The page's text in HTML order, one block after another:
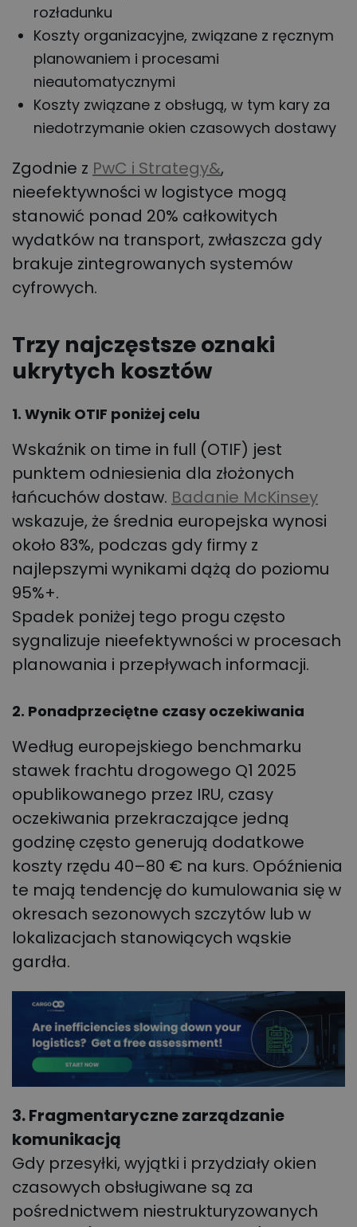
rozładunku
Koszty organizacyjne, związane z ręcznym
planowaniem i procesami
nieautomatycznymi
Koszty związane z obsługą, w tym kary za
niedotrzymanie okien czasowych dostawy
Zgodnie z PwC i Strategy&,
nieefektywności w logistyce mogą
stanowić ponad 20% całkowitych
wydatków na transport, zwłaszcza gdy
brakuje zintegrowanych systemów
cyfrowych.
Trzy najczęstsze oznaki
ukrytych kosztów
1. Wynik OTIF poniżej celu
Wskaźnik on time in full (OTIF) jest
punktem odniesienia dla złożonych
łańcuchów dostaw. Badanie McKinsey
wskazuje, że średnia europejska wynosi
około 83%, podczas gdy firmy z
najlepszymi wynikami dążą do poziomu
95%+.
Spadek poniżej tego progu często
sygnalizuje nieefektywności w procesach
planowania i przepływach informacji.
2. Ponadprzeciętne czasy oczekiwania
Według europejskiego benchmarku
stawek frachtu drogowego Q1 2025
opublikowanego przez IRU, czasy
oczekiwania przekraczające jedną
godzinę często generują dodatkowe
koszty rzędu 40–80 € na kurs. Opóźnienia
te mają tendencję do kumulowania się w
okresach sezonowych szczytów lub w
lokalizacjach stanowiących wąskie
gardła.
3. Fragmentaryczne zarządzanie
komunikacją
Gdy przesyłki, wyjątki i przydziały okien
czasowych obsługiwane są za
pośrednictwem niestrukturyzowanych